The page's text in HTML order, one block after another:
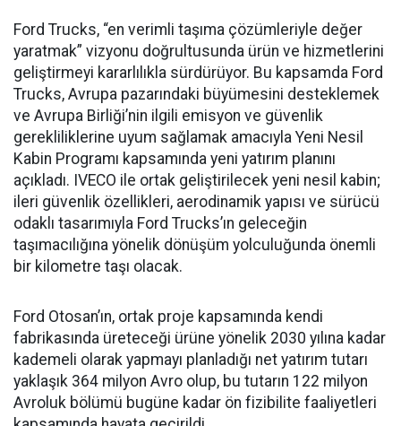
Ford Trucks, “en verimli taşıma çözümleriyle değer
yaratmak” vizyonu doğrultusunda ürün ve hizmetlerini
geliştirmeyi kararlılıkla sürdürüyor. Bu kapsamda Ford
Trucks, Avrupa pazarındaki büyümesini desteklemek
ve Avrupa Birliği’nin ilgili emisyon ve güvenlik
gerekliliklerine uyum sağlamak amacıyla Yeni Nesil
Kabin Programı kapsamında yeni yatırım planını
açıkladı. IVECO ile ortak geliştirilecek yeni nesil kabin;
ileri güvenlik özellikleri, aerodinamik yapısı ve sürücü
odaklı tasarımıyla Ford Trucks’ın geleceğin
taşımacılığına yönelik dönüşüm yolculuğunda önemli
bir kilometre taşı olacak.
Ford Otosan’ın, ortak proje kapsamında kendi
fabrikasında üreteceği ürüne yönelik 2030 yılına kadar
kademeli olarak yapmayı planladığı net yatırım tutarı
yaklaşık 364 milyon Avro olup, bu tutarın 122 milyon
Avroluk bölümü bugüne kadar ön fizibilite faaliyetleri